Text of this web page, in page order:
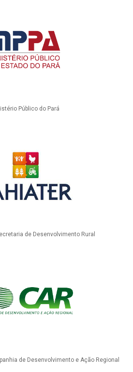
Público do Pará
de Desenvolvimento Rural
de Desenvolvimento e Ação Regional